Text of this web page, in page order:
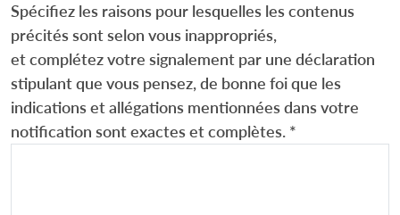
Spécifiez les raisons pour lesquelles les contenus
précités sont selon vous inappropriés,
et complétez votre signalement par une déclaration
stipulant que vous pensez, de bonne foi que les
indications et allégations mentionnées dans votre
notification sont exactes et complètes. *